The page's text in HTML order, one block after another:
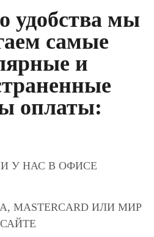
удобства мы
самые
и
оплаты:
У НАС В ОФИСЕ
MASTERCARD ИЛИ МИР